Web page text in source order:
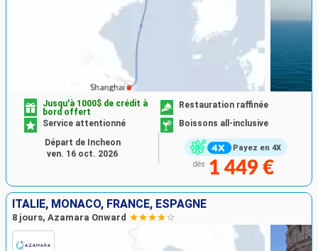
Payez en 4X
Jusqu'à 1000$ de crédit à
bord offert
Restauration raffinée
Service attentionné
Boissons all-inclusive
dès 1 449 €
Départ de Incheon
ven. 16 oct. 2026
ITALIE, MONACO, FRANCE, ESPAGNE
8 jours, Azamara Onward